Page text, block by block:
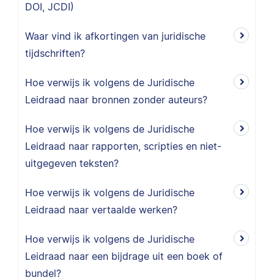
DOI, JCDI)
Waar vind ik afkortingen van juridische
tijdschriften?
Hoe verwijs ik volgens de Juridische
Leidraad naar bronnen zonder auteurs?
Hoe verwijs ik volgens de Juridische
Leidraad naar rapporten, scripties en niet-
uitgegeven teksten?
Hoe verwijs ik volgens de Juridische
Leidraad naar vertaalde werken?
Hoe verwijs ik volgens de Juridische
Leidraad naar een bijdrage uit een boek of
bundel?